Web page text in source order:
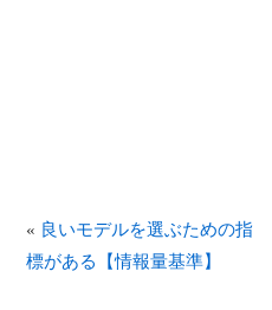
« 良いモデルを選ぶための指
標がある【情報量基準】